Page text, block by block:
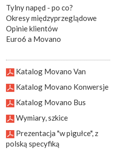
Tylny napęd - po co?
Okresy międzyprzeglądowe
Opinie klientów
Euro6 a Movano
Katalog Movano Van
Katalog Movano Konwersje
Katalog Movano Bus
Wymiary, szkice
Prezentacja "w pigułce", z
polską specyfiką